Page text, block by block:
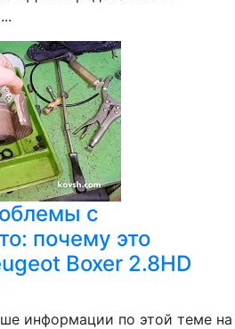
с
почему это
Boxer 2.8HD
информации по этой теме на